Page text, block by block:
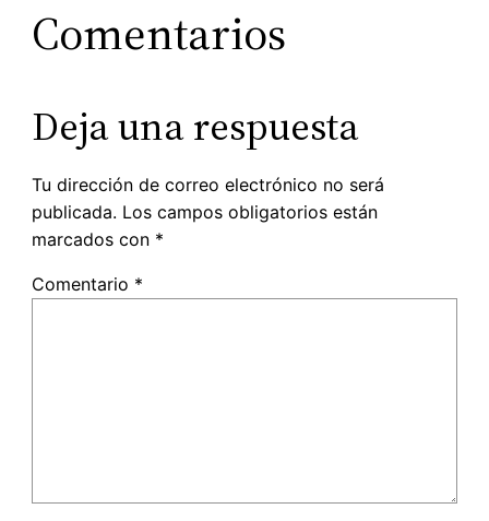
Comentarios
Deja una respuesta
Tu dirección de correo electrónico no será
publicada. Los campos obligatorios están
marcados con *
Comentario *